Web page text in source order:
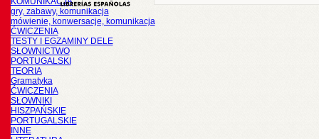
gry, zabawy, komunikacja
mówienie, konwersacje, komunikacja
ĆWICZENIA
TESTY I EGZAMINY DELE
SŁOWNICTWO
PORTUGALSKI
TEORIA
Gramatyka
ĆWICZENIA
SŁOWNIKI
HISZPAŃSKIE
PORTUGALSKIE
INNE